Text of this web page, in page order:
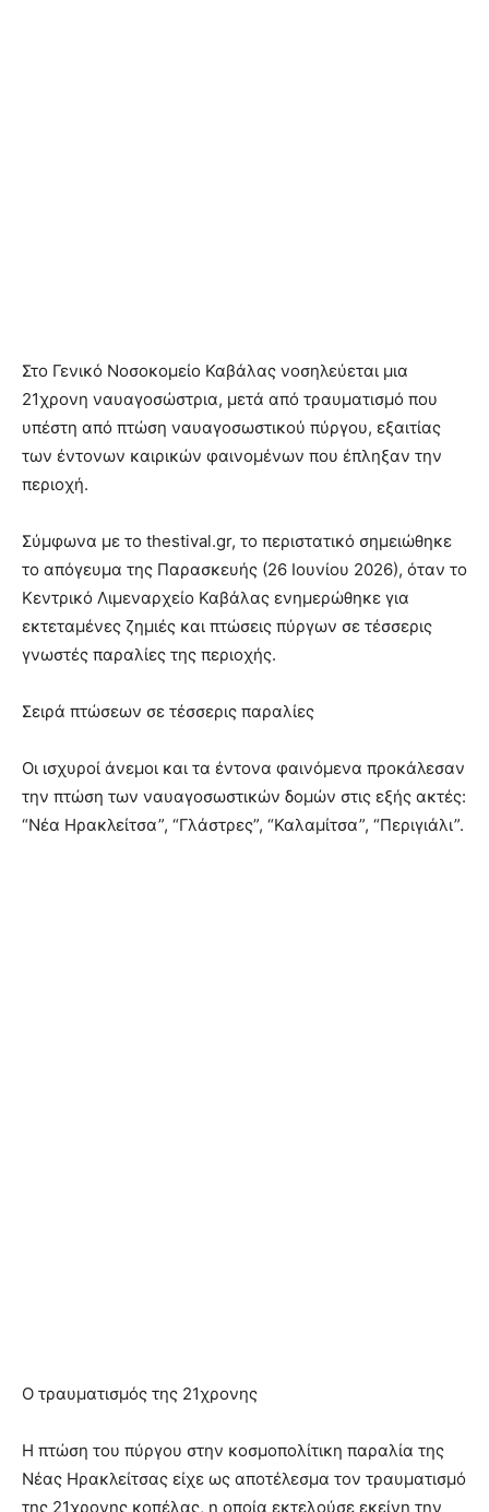
Στο Γενικό Νοσοκομείο Καβάλας νοσηλεύεται μια
21χρονη ναυαγοσώστρια, μετά από τραυματισμό που
υπέστη από πτώση ναυαγοσωστικού πύργου, εξαιτίας
των έντονων καιρικών φαινομένων που έπληξαν την
περιοχή.
Σύμφωνα με το thestival.gr, το περιστατικό σημειώθηκε
το απόγευμα της Παρασκευής (26 Ιουνίου 2026), όταν το
Κεντρικό Λιμεναρχείο Καβάλας ενημερώθηκε για
εκτεταμένες ζημιές και πτώσεις πύργων σε τέσσερις
γνωστές παραλίες της περιοχής.
Σειρά πτώσεων σε τέσσερις παραλίες
Οι ισχυροί άνεμοι και τα έντονα φαινόμενα προκάλεσαν
την πτώση των ναυαγοσωστικών δομών στις εξής ακτές:
“Νέα Ηρακλείτσα”, “Γλάστρες”, “Καλαμίτσα”, “Περιγιάλι”.
Ο τραυματισμός της 21χρονης
Η πτώση του πύργου στην κοσμοπολίτικη παραλία της
Νέας Ηρακλείτσας είχε ως αποτέλεσμα τον τραυματισμό
της 21χρονης κοπέλας, η οποία εκτελούσε εκείνη την